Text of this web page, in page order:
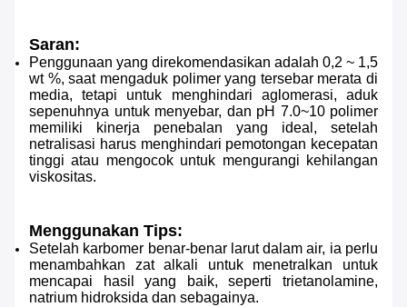
Saran:
Penggunaan yang direkomendasikan adalah 0,2 ~ 1,5
wt %, saat mengaduk polimer yang tersebar merata di
media, tetapi untuk menghindari aglomerasi, aduk
sepenuhnya untuk menyebar, dan pH 7.0~10 polimer
memiliki kinerja penebalan yang ideal, setelah
netralisasi harus menghindari pemotongan kecepatan
tinggi atau mengocok untuk mengurangi kehilangan
viskositas.
Menggunakan Tips:
Setelah karbomer benar-benar larut dalam air, ia perlu
menambahkan zat alkali untuk menetralkan untuk
mencapai hasil yang baik, seperti trietanolamine,
natrium hidroksida dan sebagainya.